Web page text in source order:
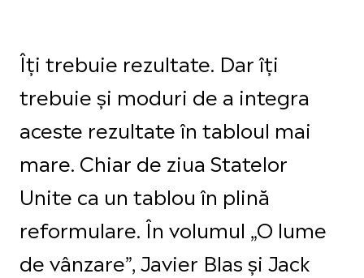
Îți trebuie rezultate. Dar îți
trebuie și moduri de a integra
aceste rezultate în tabloul mai
mare. Chiar de ziua Statelor
Unite ca un tablou în plină
reformulare. În volumul „O lume
de vânzare”, Javier Blas și Jack